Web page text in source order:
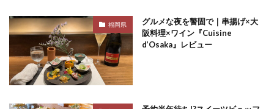
福岡県
グルメな夜を警固で｜串揚げ×大
阪料理×ワイン『Cuisine
d’Osaka』レビュー